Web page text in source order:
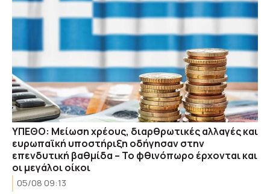
ΥΠΕΘΟ: Μείωση χρέους, διαρθρωτικές αλλαγές και
ευρωπαϊκή υποστήριξη οδήγησαν στην
επενδυτική βαθμίδα – Το φθινόπωρο έρχονται και
οι μεγάλοι οίκοι
05/08 09:13